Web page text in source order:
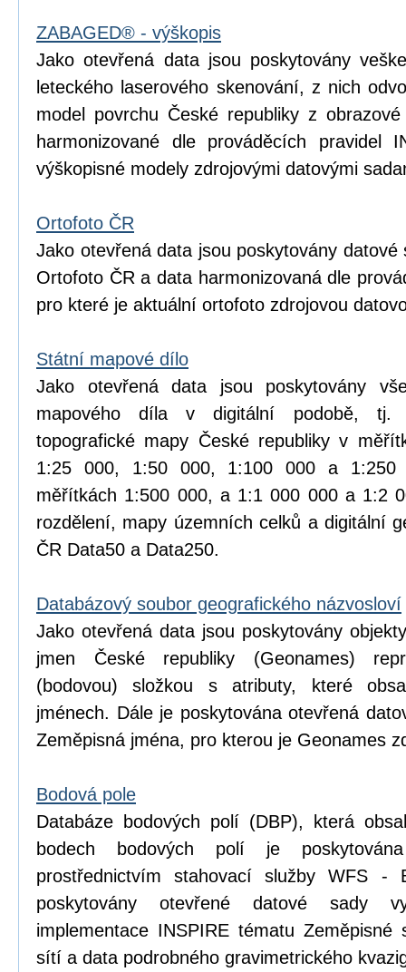
ZABAGED® - výškopis
Jako otevřená data jsou poskytovány
leteckého laserového skenování, z nich
model povrchu České republiky z
harmonizované dle prováděcích pravidel
výškopisné modely zdrojovými datovými
Ortofoto ČR
Jako otevřená data jsou poskytovány
Ortofoto ČR a data harmonizovaná dle
pro které je aktuální ortofoto zdrojovou
Státní mapové dílo
Jako otevřená data jsou poskytovány
mapového díla v digitální podobě, tj.
topografické mapy České republiky v
1:25 000, 1:50 000, 1:100 000 a
měřítkách 1:500 000, a 1:1 000 000 a 1:2
rozdělení, mapy územních celků a digitální
ČR Data50 a Data250.
Databázový soubor geografického názvosloví
Jako otevřená data jsou poskytovány
jmen České republiky (Geonames)
(bodovou) složkou s atributy, které
jménech. Dále je poskytována otevřená
Zeměpisná jména, pro kterou je Geonames
Bodová pole
Databáze bodových polí (DBP), která
bodech bodových polí je
prostřednictvím stahovací služby WFS -
poskytovány otevřené datové sady
implementace INSPIRE tématu Zeměpisné
sítí a data podrobného gravimetrického